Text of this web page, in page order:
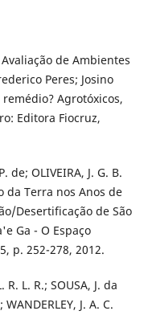
Avaliação de Ambientes
Peres; Josino
Agrotóxicos,
Editora Fiocruz,
de; OLIVEIRA, J. G. B.
da Terra nos Anos de
Desertificação de São
Ga - O Espaço
p. 252-278, 2012.
L. R.; SOUSA, J. da
J. A. C.